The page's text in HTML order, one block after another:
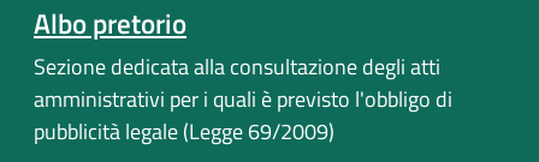
Albo pretorio
Sezione dedicata alla consultazione degli atti
amministrativi per i quali è previsto l'obbligo di
pubblicità legale (Legge 69/2009)